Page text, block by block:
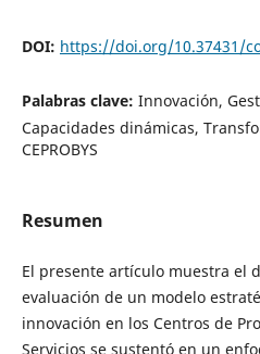
DOI: https://doi.org/10.37431/
Palabras clave: Innovación,
Capacidades dinámicas,
CEPROBYS
Resumen
El presente artículo muestra el
evaluación de un modelo
innovación en los Centros de
Servicios se sustentó en un